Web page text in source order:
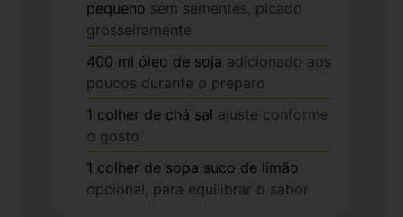
pequeno sem sementes, picado
grosseiramente
400 ml óleo de soja adicionado aos
poucos durante o preparo
1 colher de chá sal ajuste conforme
o gosto
1 colher de sopa suco de limão
opcional, para equilibrar o sabor